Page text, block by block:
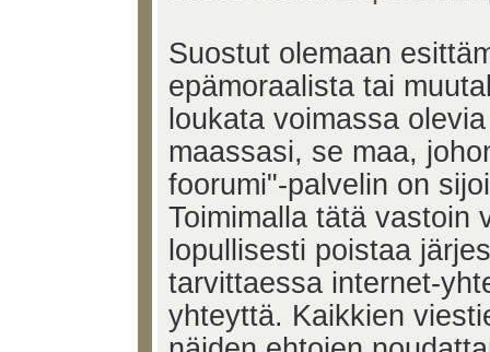
Suostut olemaan
epämoraalista tai
loukata voimassa
maassasi, se maa,
foorumi"-palvelin on
Toimimalla tätä vastoin
lopullisesti poistaa
tarvittaessa internet-
yhteyttä. Kaikkien